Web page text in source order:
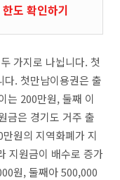
도 확인하기
가지로 나뉩니다. 첫
다. 첫만남이용권은 출
는 200만원, 둘째 이
금은 경기도 거주 출
원의 지역화폐가 지
지원금이 배수로 증가
원, 둘째아 500,000